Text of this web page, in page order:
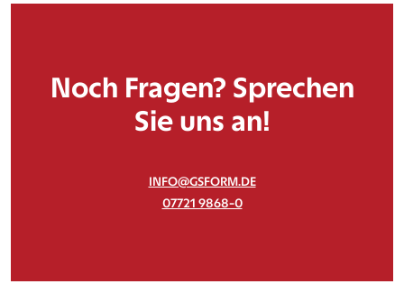
Noch Fragen? Sprechen
Sie uns an!
INFO@GSFORM.DE
07721 9868-0